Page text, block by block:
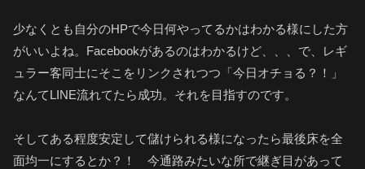
少なくとも自分のHPで今日何やってるかはわかる様にした方
がいいよね。Facebookがあるのはわかるけど、、、で、レギ
ュラー客同士にそこをリンクされつつ「今日オチョる？！」
なんてLINE流れてたら成功。それを目指すのです。
そしてある程度安定して儲けられる様になったら最後床を全
面均一にするとか？！ 今通路みたいな所で継ぎ目があって